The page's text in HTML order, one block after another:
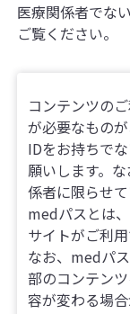
医療関係者でな
ご覧ください。
コンテンツの
が必要なものが
IDをお持ちで
願いします。
係者に限らせて
medパスとは
サイトがご利
なお、medパ
部のコンテン
容が変わる場合